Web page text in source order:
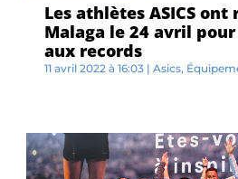
Les athlètes ASICS ont
Malaga le 24 avril
aux records
11 avril 2022 à 16:03 | Asics,